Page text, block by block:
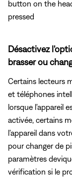
button on the
pressed
Désactivez
brasser ou
Certains lecteurs
et téléphones
lorsque l'appareil
activée, certains
l'appareil dans
pour changer de
paramètres
vérification si le